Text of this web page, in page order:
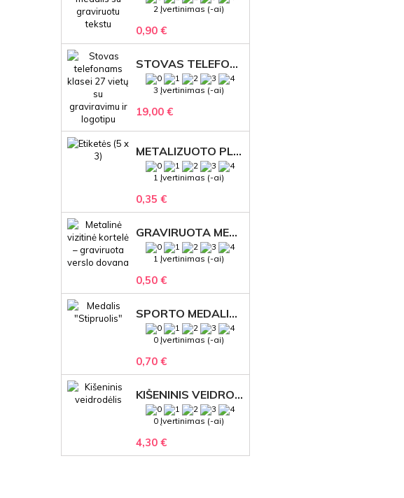
2 Įvertinimas (-ai)
0,90 €
STOVAS TELEFONAMS KLASEI (27 VIETOS) – GRAVIRUOJAMAS ORGANIZATORIUS
3 Įvertinimas (-ai)
19,00 €
METALIZUOTO PLASTIKO ETIKETĖS SU GRAVIRUOTU TEKSTU -LOGOTIPU
1 Įvertinimas (-ai)
0,35 €
GRAVIRUOTA METALINĖ VIZITINĖ KORTELĖ SU LOGOTIPU – REPREZENTACINĖ VERSLO DOVANA
1 Įvertinimas (-ai)
0,50 €
SPORTO MEDALIS "STIPRUOLIS" SU GRAVIRUOTU TEKSTU
0 Įvertinimas (-ai)
0,70 €
KIŠENINIS VEIDRODĖLIS
0 Įvertinimas (-ai)
4,30 €